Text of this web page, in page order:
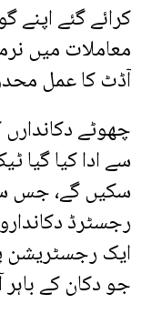
کرائے گئے
معاملات میں
آڈٹ کا عمل
چھوٹے
سے ادا کیا گیا
سکیں گے، جس
رجسٹرڈ
ایک رجسٹریشن
جو دکان کے باہر